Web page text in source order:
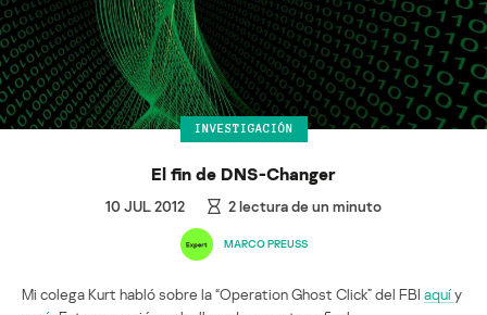
INVESTIGACIÓN
El fin de DNS-Changer
10 JUL 2012 2lectura de un minuto
MARCO PREUSS
Mi colega Kurt habló sobre la “Operation Ghost Click” del FBI aquíy